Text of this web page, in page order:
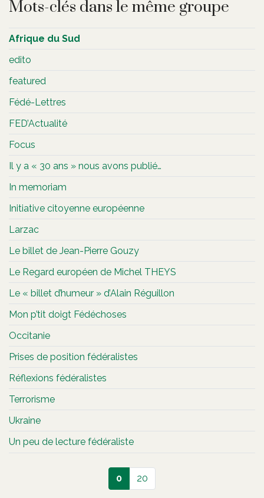
Mots-clés dans le même groupe
Afrique du Sud
edito
featured
Fédé-Lettres
FED’Actualité
Focus
Il y a « 30 ans » nous avons publié…
In memoriam
Initiative citoyenne européenne
Larzac
Le billet de Jean-Pierre Gouzy
Le Regard européen de Michel THEYS
Le « billet d’humeur » d’Alain Réguillon
Mon p’tit doigt Fédéchoses
Occitanie
Prises de position fédéralistes
Réflexions fédéralistes
Terrorisme
Ukraine
Un peu de lecture fédéraliste
0 20